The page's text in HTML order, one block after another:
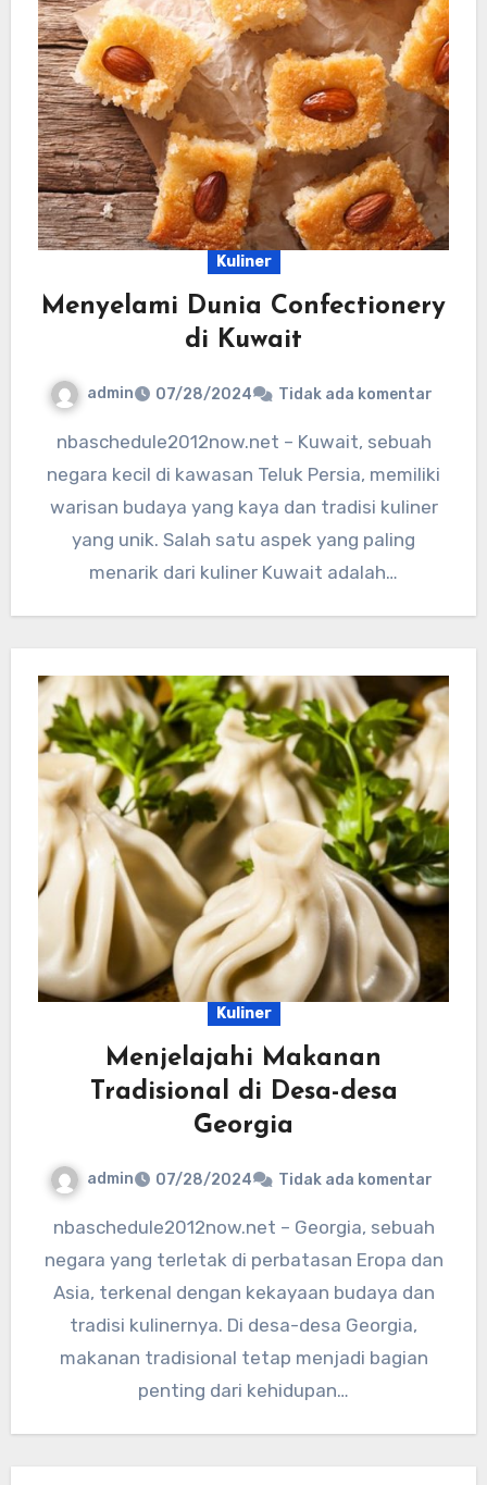
Kuliner
Menyelami Dunia Confectionery
di Kuwait
admin 07/28/2024 Tidak ada komentar
nbaschedule2012now.net – Kuwait, sebuah
negara kecil di kawasan Teluk Persia, memiliki
warisan budaya yang kaya dan tradisi kuliner
yang unik. Salah satu aspek yang paling
menarik dari kuliner Kuwait adalah…
Kuliner
Menjelajahi Makanan
Tradisional di Desa-desa
Georgia
admin 07/28/2024 Tidak ada komentar
nbaschedule2012now.net – Georgia, sebuah
negara yang terletak di perbatasan Eropa dan
Asia, terkenal dengan kekayaan budaya dan
tradisi kulinernya. Di desa-desa Georgia,
makanan tradisional tetap menjadi bagian
penting dari kehidupan…